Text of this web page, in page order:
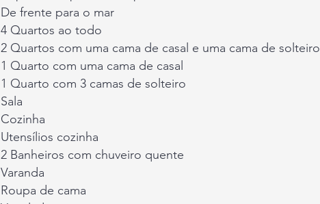
De frente para o mar
4 Quartos ao todo
2 Quartos com uma cama de casal e uma cama de solteiro
1 Quarto com uma cama de casal
1 Quarto com 3 camas de solteiro
Sala
Cozinha
Utensílios cozinha
2 Banheiros com chuveiro quente
Varanda
Roupa de cama